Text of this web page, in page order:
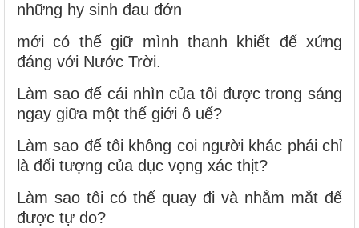
những hy sinh đau đớn
mới có thể giữ mình thanh khiết để xứng
đáng với Nước Trời.
Làm sao để cái nhìn của tôi được trong sáng
ngay giữa một thế giới ô uế?
Làm sao để tôi không coi người khác phái chỉ
là đối tượng của dục vọng xác thịt?
Làm sao tôi có thể quay đi và nhắm mắt để
được tự do?